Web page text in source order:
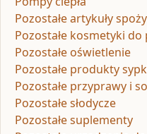
Pozostałe artykuły
Pozostałe kosmetyki do
Pozostałe oświetlenie
Pozostałe produkty
Pozostałe przyprawy i
Pozostałe słodycze
Pozostałe suplementy